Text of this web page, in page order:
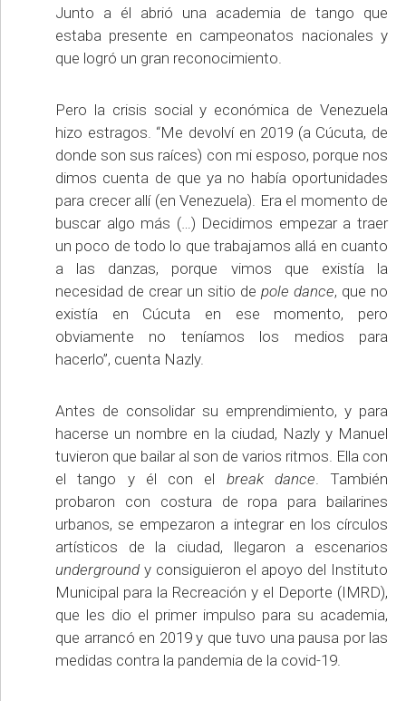
Junto a él abrió una academia de tango que
estaba presente en campeonatos nacionales y
que logró un gran reconocimiento.
Pero la crisis social y económica de Venezuela
hizo estragos. “Me devolví en 2019 (a Cúcuta, de
donde son sus raíces) con mi esposo, porque nos
dimos cuenta de que ya no había oportunidades
para crecer allí (en Venezuela). Era el momento de
buscar algo más (…) Decidimos empezar a traer
un poco de todo lo que trabajamos allá en cuanto
a las danzas, porque vimos que existía la
necesidad de crear un sitio de pole dance, que no
existía en Cúcuta en ese momento, pero
obviamente no teníamos los medios para
hacerlo”, cuenta Nazly.
Antes de consolidar su emprendimiento, y para
hacerse un nombre en la ciudad, Nazly y Manuel
tuvieron que bailar al son de varios ritmos. Ella con
el tango y él con el break dance . También
probaron con costura de ropa para bailarines
urbanos, se empezaron a integrar en los círculos
artísticos de la ciudad, llegaron a escenarios
undergroundy consiguieron el apoyo del Instituto
Municipal para la Recreación y el Deporte (IMRD),
que les dio el primer impulso para su academia,
que arrancó en 2019 y que tuvo una pausa por las
medidas contra la pandemia de la covid-19.